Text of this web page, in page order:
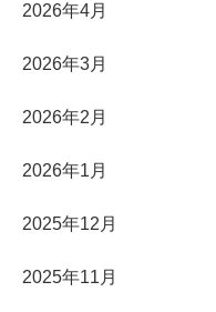
2026年4月
2026年3月
2026年2月
2026年1月
2025年12月
2025年11月